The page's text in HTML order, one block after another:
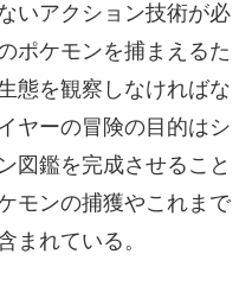
いアクション技術が必
ポケモンを捕まえるた
態を観察しなければな
ヤーの冒険の目的はシ
図鑑を完成させること
モンの捕獲やこれまで
まれている。